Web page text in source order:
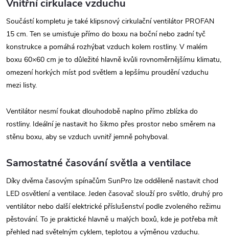
Vnitřní cirkulace vzduchu
Součástí kompletu je také klipsnový cirkulační ventilátor PROFAN
15 cm. Ten se umisťuje přímo do boxu na boční nebo zadní tyč
konstrukce a pomáhá rozhýbat vzduch kolem rostliny. V malém
boxu 60×60 cm je to důležité hlavně kvůli rovnoměrnějšímu klimatu,
omezení horkých míst pod světlem a lepšímu proudění vzduchu
mezi listy.
Ventilátor nesmí foukat dlouhodobě naplno přímo zblízka do
rostliny. Ideální je nastavit ho šikmo přes prostor nebo směrem na
stěnu boxu, aby se vzduch uvnitř jemně pohyboval.
Samostatné časování světla a ventilace
Díky dvěma časovým spínačům SunPro lze odděleně nastavit chod
LED osvětlení a ventilace. Jeden časovač slouží pro světlo, druhý pro
ventilátor nebo další elektrické příslušenství podle zvoleného režimu
pěstování. To je praktické hlavně u malých boxů, kde je potřeba mít
přehled nad světelným cyklem, teplotou a výměnou vzduchu.